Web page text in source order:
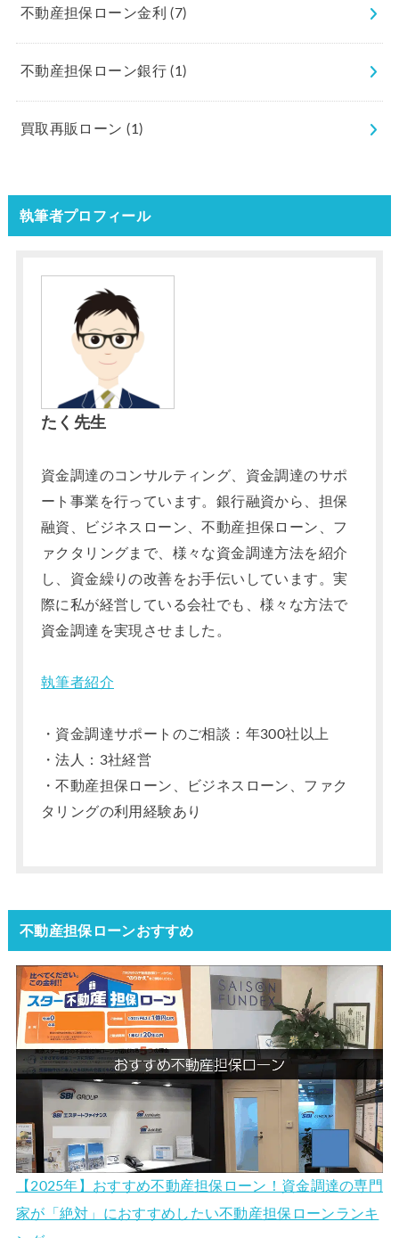
不動産担保ローン金利(7)
不動産担保ローン銀行(1)
買取再販ローン(1)
執筆者プロフィール
たく先生
資金調達のコンサルティング、資金調達のサポ
ート事業を行っています。銀行融資から、担保
融資、ビジネスローン、不動産担保ローン、フ
ァクタリングまで、様々な資金調達方法を紹介
し、資金繰りの改善をお手伝いしています。実
際に私が経営している会社でも、様々な方法で
資金調達を実現させました。
執筆者紹介
・資金調達サポートのご相談：年300社以上
・法人：3社経営
・不動産担保ローン、ビジネスローン、ファク
タリングの利用経験あり
不動産担保ローンおすすめ
【2025年】おすすめ不動産担保ローン！資金調達の専門
家が「絶対」におすすめしたい不動産担保ローンランキ